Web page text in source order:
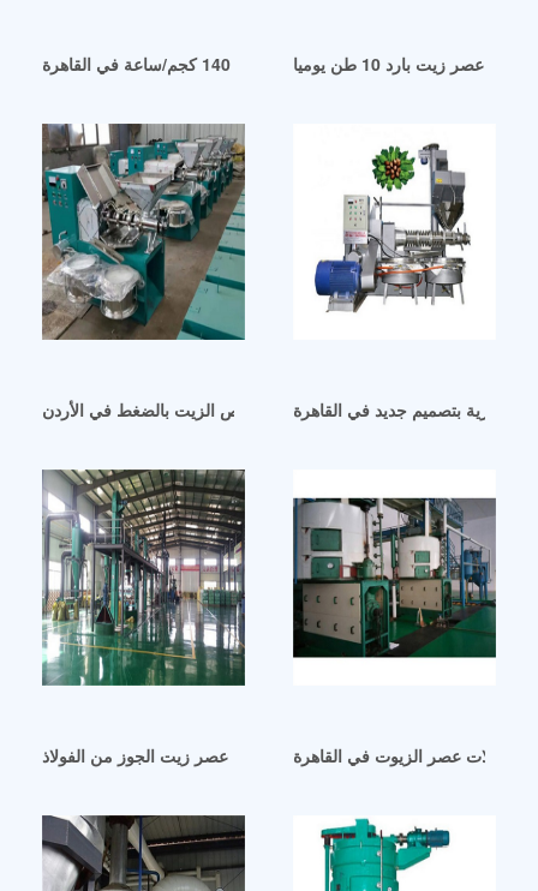
ماكينة عصر زيت بذور اللفت 140 كجم/ساعة في القاهرة
آلة استخلاص الزيت بالضغط في الأردنالتجارية بتصميم جديد في القاهرة
ماكينة عصر زيت الجوز من الفولاذ gzs40s3 في القاهرة
آلات عصر الزيوت في القاهرة